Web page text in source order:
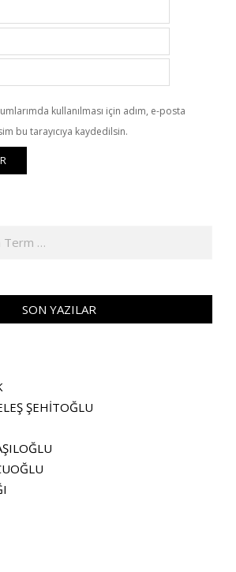
kullanılması için adım, e-posta
bu tarayıcıya kaydedilsin.
SON YAZILAR
ŞEHİTOĞLU